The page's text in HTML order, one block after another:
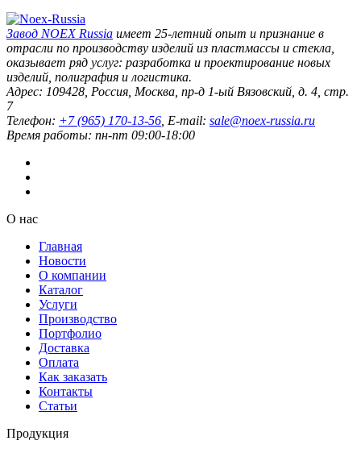
Завод NOEX Russia имеет 25-летний опыт и признание в
отрасли по производству изделий из пластмассы и стекла,
оказывает ряд услуг: разработка и проектирование новых
изделий, полиграфия и логистика.
Адрес: 109428 Россия Москва пр-д 1-ый Вязовский, д. 4, стр.
7
Телефон: +7 (965) 170-13-56 , E-mail: sale@noex-russia.ru
Время работы: пн-пт 09:00-18:00
О нас
Главная
Новости
О компании
Каталог
Услуги
Производство
Портфолио
Доставка
Оплата
Как заказать
Контакты
Статьи
Продукция